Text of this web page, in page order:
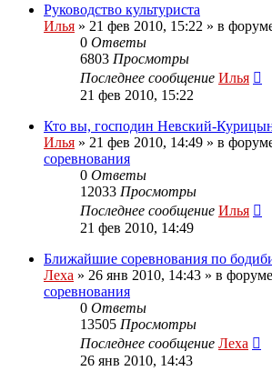
Руководство культуриста
Илья » 21 фев 2010, 15:22 » в
0 Ответы
6803 Просмотры
Последнее сообщение Илья
21 фев 2010, 15:22
Кто вы, господин Невский-
Илья » 21 фев 2010, 14:49 » в
соревнования
0 Ответы
12033 Просмотры
Последнее сообщение Илья
21 фев 2010, 14:49
Ближайшие соревнования по
Леха » 26 янв 2010, 14:43 » в форуме
соревнования
0 Ответы
13505 Просмотры
Последнее сообщение Леха
26 янв 2010, 14:43